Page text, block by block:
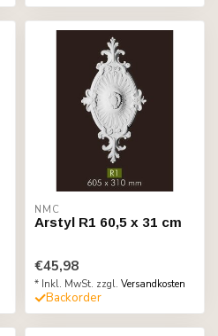
NMC
Arstyl R1 60,5 x 31 cm
€45,98
* Inkl. MwSt. zzgl. Versandkosten
Backorder